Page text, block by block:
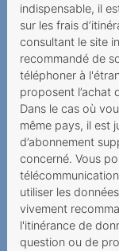
indispensable, il
sur les frais
consultant le site
recommandé de
téléphoner à
proposent l’achat
Dans le cas où
même pays, il est
d’abonnement
concerné. Vous
utiliser les
vivement
l'itinérance de
question ou de